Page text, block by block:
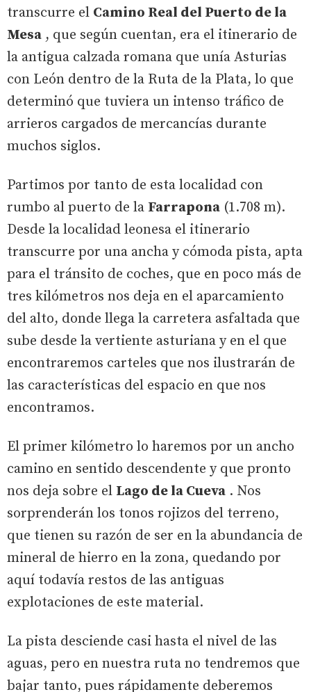
transcurre el Camino Real del Puerto de la
Mesa , que según cuentan, era el itinerario de
la antigua calzada romana que unía Asturias
con León dentro de la Ruta de la Plata, lo que
determinó que tuviera un intenso tráfico de
arrieros cargados de mercancías durante
muchos siglos.
Partimos por tanto de esta localidad con
rumbo al puerto de la Farrapona (1.708 m).
Desde la localidad leonesa el itinerario
transcurre por una ancha y cómoda pista, apta
para el tránsito de coches, que en poco más de
tres kilómetros nos deja en el aparcamiento
del alto, donde llega la carretera asfaltada que
sube desde la vertiente asturiana y en el que
encontraremos carteles que nos ilustrarán de
las características del espacio en que nos
encontramos.
El primer kilómetro lo haremos por un ancho
camino en sentido descendente y que pronto
nos deja sobre el Lago de la Cueva . Nos
sorprenderán los tonos rojizos del terreno,
que tienen su razón de ser en la abundancia de
mineral de hierro en la zona, quedando por
aquí todavía restos de las antiguas
explotaciones de este material.
La pista desciende casi hasta el nivel de las
aguas, pero en nuestra ruta no tendremos que
bajar tanto, pues rápidamente deberemos